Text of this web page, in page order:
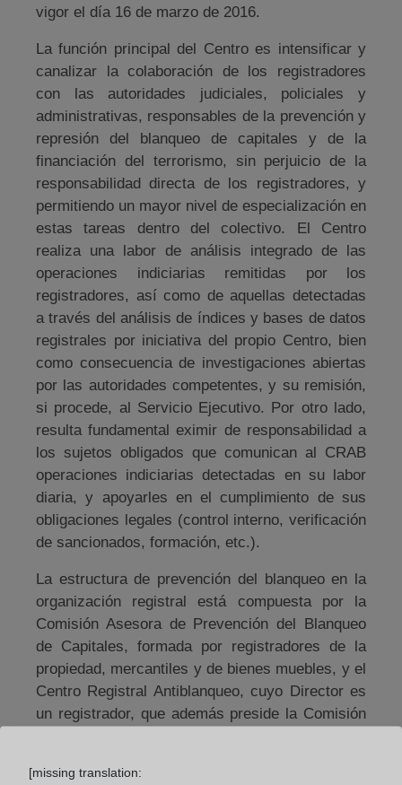
vigor el día 16 de marzo de 2016.
La función principal del Centro es intensificar y
canalizar la colaboración de los registradores
con las autoridades judiciales, policiales y
administrativas, responsables de la prevención y
represión del blanqueo de capitales y de la
financiación del terrorismo, sin perjuicio de la
responsabilidad directa de los registradores, y
permitiendo un mayor nivel de especialización en
estas tareas dentro del colectivo. El Centro
realiza una labor de análisis integrado de las
operaciones indiciarias remitidas por los
registradores, así como de aquellas detectadas
a través del análisis de índices y bases de datos
registrales por iniciativa del propio Centro, bien
como consecuencia de investigaciones abiertas
por las autoridades competentes, y su remisión,
si procede, al Servicio Ejecutivo. Por otro lado,
resulta fundamental eximir de responsabilidad a
los sujetos obligados que comunican al CRAB
operaciones indiciarias detectadas en su labor
diaria, y apoyarles en el cumplimiento de sus
obligaciones legales (control interno, verificación
de sancionados, formación, etc.).
La estructura de prevención del blanqueo en la
organización registral está compuesta por la
Comisión Asesora de Prevención del Blanqueo
de Capitales, formada por registradores de la
propiedad, mercantiles y de bienes muebles, y el
Centro Registral Antiblanqueo, cuyo Director es
un registrador, que además preside la Comisión
unidad de Análisis, la unidad de Evaluación
[missing translation: